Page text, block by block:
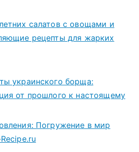
салатов с овощами и
рецепты для жарких
украинского борща:
от прошлого к настоящему
Погружение в мир